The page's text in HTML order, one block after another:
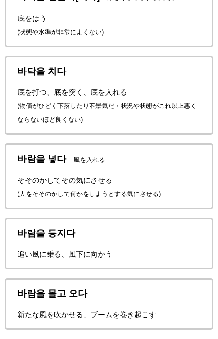
底をはう
(状態や水準が非常によくない)
바닥을 치다
底を打つ、底を突く、底を入れる
(物価がひどく下落したり不景気だ・状況や状態がこれ以上悪く
ならないほど良くない)
바람을 넣다 風を入れる
そそのかしてその気にさせる
(人をそそのかして何かをしようとする気にさせる)
바람을 등지다
追い風に乗る、風下に向かう
바람을 몰고 오다
新たな風を吹かせる、ブームを巻き起こす